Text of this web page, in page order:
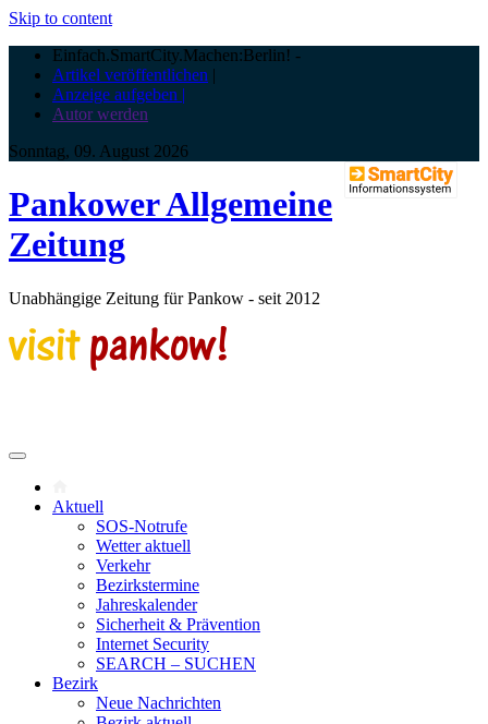
Skip to content
Einfach.SmartCity.Machen:Berlin! -
Artikel veröffentlichen |
Anzeige aufgeben |
Autor werden
Sonntag, 09. August 2026
Pankower Allgemeine
Zeitung
Unabhängige Zeitung für Pankow - seit 2012
Aktuell
SOS-Notrufe
Wetter aktuell
Verkehr
Bezirkstermine
Jahreskalender
Sicherheit & Prävention
Internet Security
SEARCH – SUCHEN
Bezirk
Neue Nachrichten